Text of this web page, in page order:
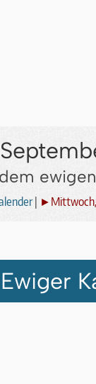
| ►Mittwoch,
Ewiger